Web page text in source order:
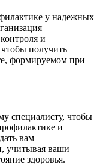
у надежных
и
получить
формируемом при
специалисту, чтобы
и
вам
учитывая ваши
здоровья.